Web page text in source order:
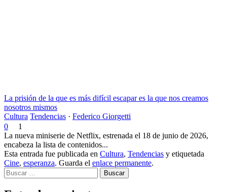
La prisión de la que es más difícil escapar es la que nos creamos
nosotros mismos
Cultura Tendencias · Federico Giorgetti
0
1
La nueva miniserie de Netflix, estrenada el 18 de junio de 2026,
encabeza la lista de contenidos...
Esta entrada fue publicada en Cultura, Tendencias y etiquetada
Cine, esperanza. Guarda el enlace permanente.
Buscar